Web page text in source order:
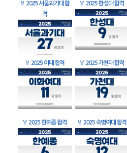
🏅 2025 서울과기대 합
격
🏅 2025 한성대 합격
🏅 2025 이대 합격 🏅 2025 가천대 합격
🏅 2025 한예종 합격 🏅 2025 숙명여대 합격